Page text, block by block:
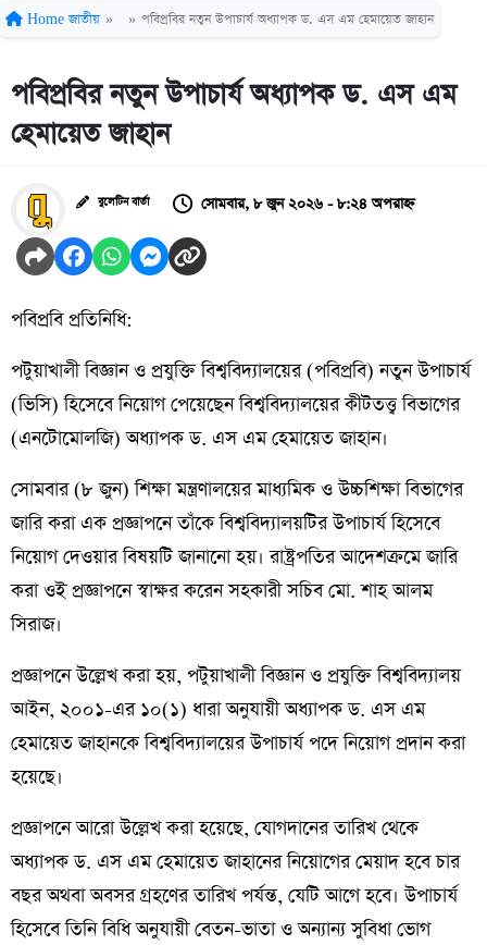
Home জাতীয় » » পবিপ্রবির নতুন উপাচার্য অধ্যাপক ড. এস এম হেমায়েত জাহান
পবিপ্রবির নতুন উপাচার্য অধ্যাপক ড. এস এম
হেমায়েত জাহান
বুলেটিন বার্তা সোমবার, ৮ জুন ২০২৬ - ৮:২৪ অপরাহ্ন
পবিপ্রবি প্রতিনিধি:
পটুয়াখালী বিজ্ঞান ও প্রযুক্তি বিশ্ববিদ্যালয়ের (পবিপ্রবি) নতুন উপাচার্য
(ভিসি) হিসেবে নিয়োগ পেয়েছেন বিশ্ববিদ্যালয়ের কীটতত্ত্ব বিভাগের
(এনটোমোলজি) অধ্যাপক ড. এস এম হেমায়েত জাহান।
সোমবার (৮ জুন) শিক্ষা মন্ত্রণালয়ের মাধ্যমিক ও উচ্চশিক্ষা বিভাগের
জারি করা এক প্রজ্ঞাপনে তাঁকে বিশ্ববিদ্যালয়টির উপাচার্য হিসেবে
নিয়োগ দেওয়ার বিষয়টি জানানো হয়। রাষ্ট্রপতির আদেশক্রমে জারি
করা ওই প্রজ্ঞাপনে স্বাক্ষর করেন সহকারী সচিব মো. শাহ আলম
সিরাজ।
প্রজ্ঞাপনে উল্লেখ করা হয়, পটুয়াখালী বিজ্ঞান ও প্রযুক্তি বিশ্ববিদ্যালয়
আইন, ২০০১-এর ১০(১) ধারা অনুযায়ী অধ্যাপক ড. এস এম
হেমায়েত জাহানকে বিশ্ববিদ্যালয়ের উপাচার্য পদে নিয়োগ প্রদান করা
হয়েছে।
প্রজ্ঞাপনে আরো উল্লেখ করা হয়েছে, যোগদানের তারিখ থেকে
অধ্যাপক ড. এস এম হেমায়েত জাহানের নিয়োগের মেয়াদ হবে চার
বছর অথবা অবসর গ্রহণের তারিখ পর্যন্ত, যেটি আগে হবে। উপাচার্য
হিসেবে তিনি বিধি অনুযায়ী বেতন-ভাতা ও অন্যান্য সুবিধা ভোগ